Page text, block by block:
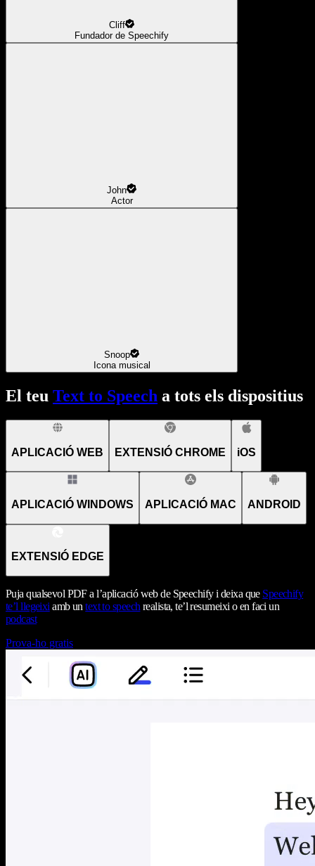
Cliff
Fundador de Speechify
John
Actor
Snoop
Icona musical
El teu Text to Speech a tots els dispositius
APLICACIÓ WEB EXTENSIÓ CHROME iOS
APLICACIÓ WINDOWS APLICACIÓ MAC ANDROID
EXTENSIÓ EDGE
Puja qualsevol PDF a l’aplicació web de Speechify i deixa que Speechify
te’l llegeixi amb untext to speech realista, te’l resumeixi o en faci un
podcast
Prova-ho gratis